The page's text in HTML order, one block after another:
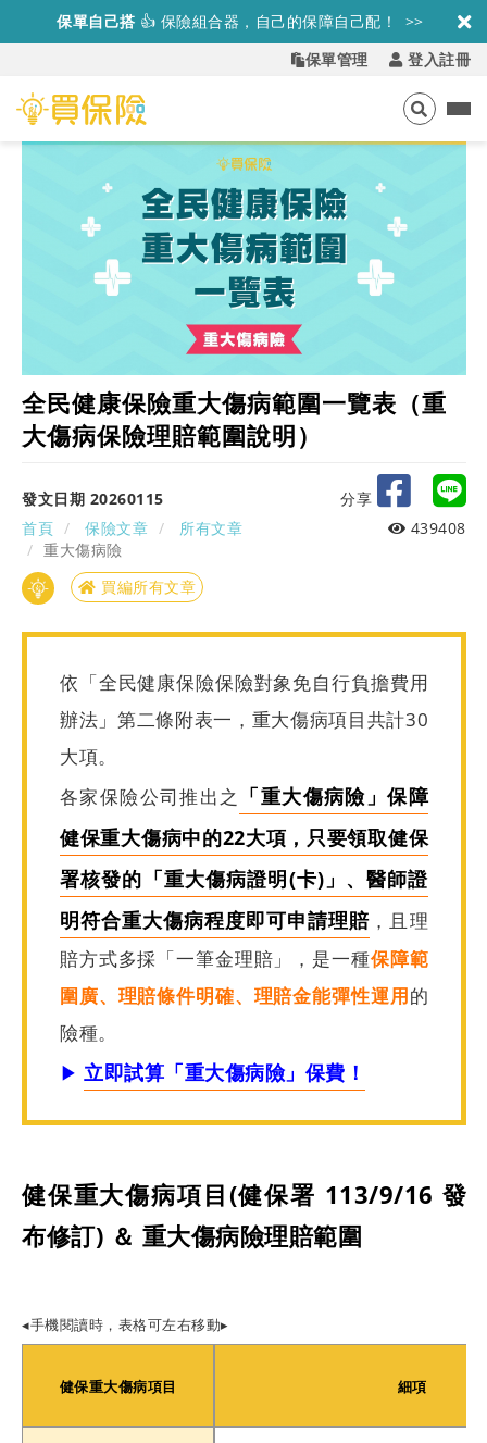
保單自己搭 👍 保險組合器，自己的保障自己配！ >>
保單管理
登入註冊
全民健康保險重大傷病範圍一覽表（重
大傷病保險理賠範圍說明）
發文日期 20260115
分享
首頁
保險文章
所有文章
重大傷病險
439408
買編所有文章
依「全民健康保險保險對象免自行負擔費用
辦法」第二條附表一，重大傷病項目共計30
大項。
各家保險公司推出之 「重大傷病險」保障
健保重大傷病中的22大項，只要領取健保
署核發的「重大傷病證明(卡)」、醫師證
明符合重大傷病程度即可申請理賠 ，且理
賠方式多採「一筆金理賠」，是一種保障範
圍廣、理賠條件明確、理賠金能彈性運用的
險種。
▶︎ 立即試算「重大傷病險」保費！
健保重大傷病項目(健保署 113/9/16 發
布修訂) ＆ 重大傷病險理賠範圍
◂手機閱讀時，表格可左右移動▸
健保重大傷病項目 細項